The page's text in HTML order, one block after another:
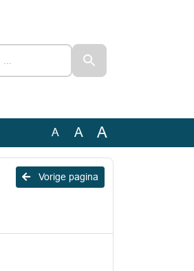
A A A
Vorige pagina